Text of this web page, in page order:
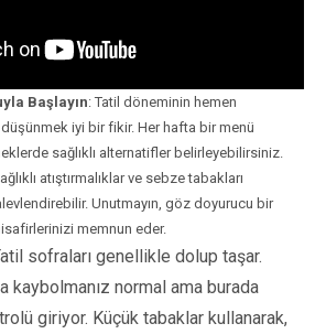
Başlayın: Tatil döneminin hemen
iyi bir fikir. Her hafta bir menü
sağlıklı alternatifler belirleyebilirsiniz.
atıştırmalıklar ve sebze tabakları
Unutmayın, göz doyurucu bir
memnun eder.
sofraları genellikle dolup taşar.
kaybolmanız normal ama burada
giriyor. Küçük tabaklar kullanarak,